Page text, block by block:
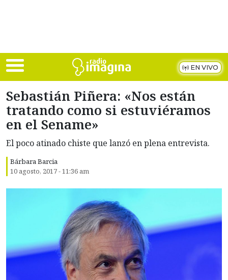
EN VIVO
Sebastián Piñera: «Nos están
tratando como si estuviéramos
en el Sename»
El poco atinado chiste que lanzó en plena entrevista.
Bárbara Barcia
10 agosto, 2017 - 11:36 am